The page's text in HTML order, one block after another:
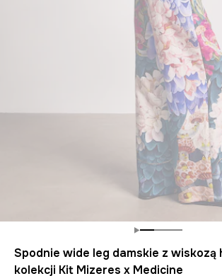
Spodnie wide leg damskie z wiskozą
kolekcji Kit Mizeres x Medicine